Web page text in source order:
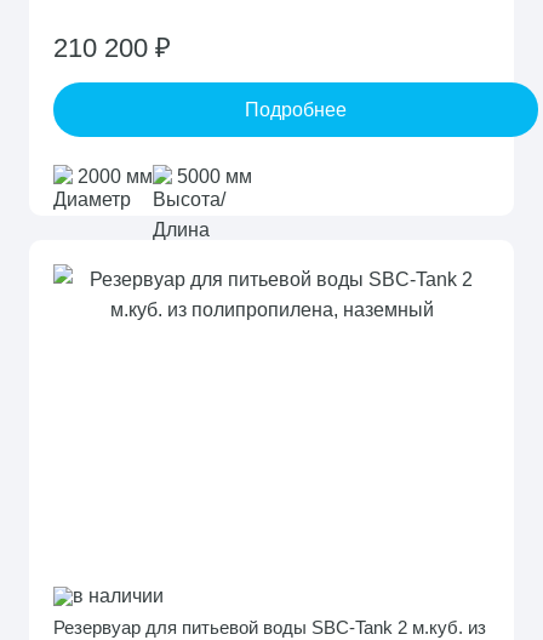
210 200 ₽
Подробнее
2000 мм 5000 мм
в наличии
Резервуар для питьевой воды SBC-Tank 2 м.куб. из